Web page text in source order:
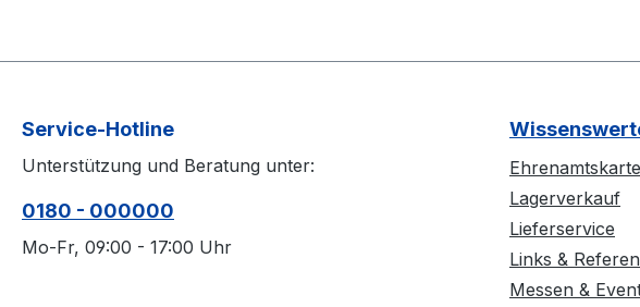
Service-Hotline
Unterstützung und Beratung unter:
0180 - 000000
Mo-Fr, 09:00 - 17:00 Uhr
Ehrenamtskarte
Lagerverkauf
Lieferservice
Links &
Messen &